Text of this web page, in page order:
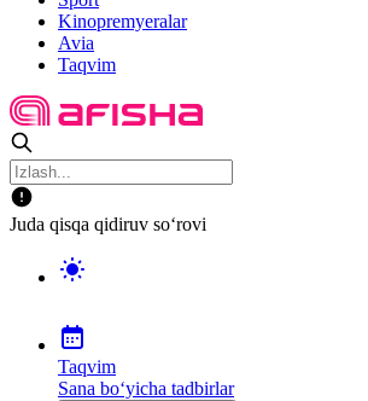
Kinopremyeralar
Avia
Taqvim
Juda qisqa qidiruv so‘rovi
Taqvim
Sana bo‘yicha tadbirlar